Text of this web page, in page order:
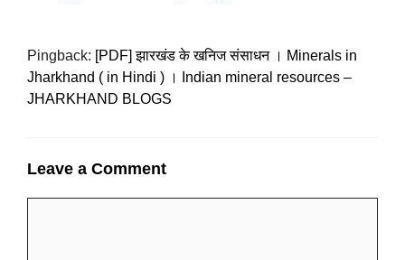
Pingback: [PDF] झारखंड के खनिज संसाधन । Minerals in
Jharkhand ( in Hindi ) । Indian mineral resources –
JHARKHAND BLOGS
Leave a Comment